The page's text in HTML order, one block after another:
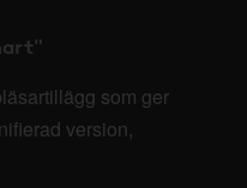
som ger
version,